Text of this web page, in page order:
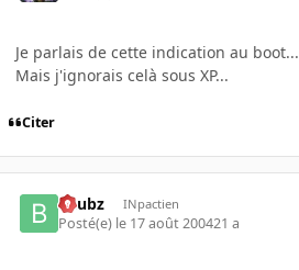
Je parlais de cette indication au boot...
Mais j'ignorais celà sous XP...
Citer
beubz INpactien
Posté(e) le 17 août 200421 a